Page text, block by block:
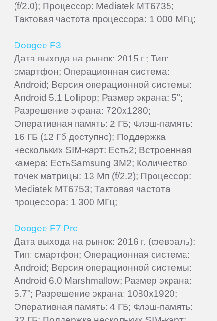
(f/2.0); Процессор: Mediatek MT6735;
Тактовая частота процессора: 1 000 МГц;
Doogee F3
Дата выхода на рынок: 2015 г.; Тип:
смартфон; Операционная система:
Android; Версия операционной системы:
Android 5.1 Lollipop; Размер экрана: 5";
Разрешение экрана: 720x1280;
Оперативная память: 2 ГБ; Флэш-память:
16 ГБ (12 Гб доступно); Поддержка
нескольких SIM-карт: Есть2; Встроенная
камера: ЕстьSamsung 3M2; Количество
точек матрицы: 13 Мп (f/2.2); Процессор:
Mediatek MT6753; Тактовая частота
процессора: 1 300 МГц;
Doogee F7 Pro
Дата выхода на рынок: 2016 г. (февраль);
Тип: смартфон; Операционная система:
Android; Версия операционной системы:
Android 6.0 Marshmallow; Размер экрана:
5.7"; Разрешение экрана: 1080x1920;
Оперативная память: 4 ГБ; Флэш-память: